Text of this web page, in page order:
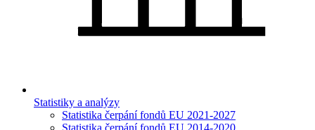
Statistiky a analýzy
Statistika čerpání fondů EU 2021-2027
Statistika čerpání fondů EU 2014-2020